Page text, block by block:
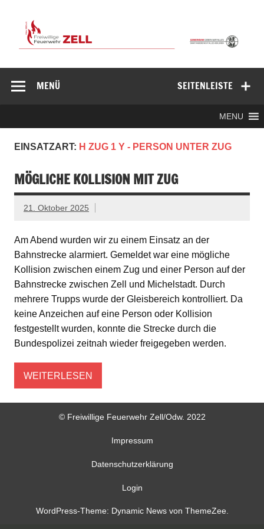
springen
Freiwillige
Feuerwehr
Zell/Odw.
SEITENLEISTE
MENÜ
MENU
EINSATZART: H ZUG 1 Y - PERSON UNTER ZUG
MÖGLICHE KOLLISION MIT ZUG
21. Oktober 2025
Am Abend wurden wir zu einem Einsatz an der
Bahnstrecke alarmiert. Gemeldet war eine mögliche
Kollision zwischen einem Zug und einer Person auf der
Bahnstrecke zwischen Zell und Michelstadt. Durch
mehrere Trupps wurde der Gleisbereich kontrolliert. Da
keine Anzeichen auf eine Person oder Kollision
festgestellt wurden, konnte die Strecke durch die
Bundespolizei zeitnah wieder freigegeben werden.
WEITERLESEN
© Freiwillige Feuerwehr Zell/Odw. 2022
Impressum
Datenschutzerklärung
Login
WordPress-Theme: Dynamic News von ThemeZee.